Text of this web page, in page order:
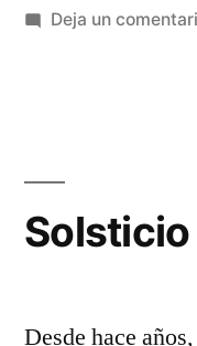
Deja un
Solsticio
Desde hace